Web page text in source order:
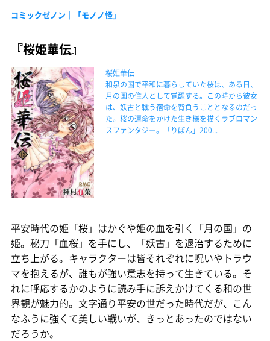
コミックゼノン｜「モノノ怪」
『桜姫華伝』
桜姫華伝
和泉の国で平和に暮らしていた桜は、ある日、
月の国の住人として覚醒する。この時から彼女
は、妖古と戦う宿命を背負うこととなるのだっ
た。桜の運命をかけた生き様を描くラブロマン
スファンタジー。「りぼん」200...
平安時代の姫「桜」はかぐや姫の血を引く「月の国」の
姫。秘刀「血桜」を手にし、「妖古」を退治するために
立ち上がる。キャラクターは皆それぞれに呪いやトラウ
マを抱えるが、誰もが強い意志を持って生きている。そ
れに呼応するかのように読み手に訴えかけてくる和の世
界観が魅力的。文字通り平安の世だった時代だが、こん
なふうに強くて美しい戦いが、きっとあったのではない
だろうか。